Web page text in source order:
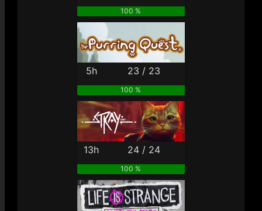
100 %
5h 23 / 23
100 %
13h 24 / 24
100 %